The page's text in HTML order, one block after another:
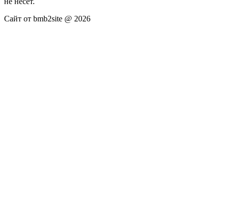
Сайт от bmb2site @ 2026